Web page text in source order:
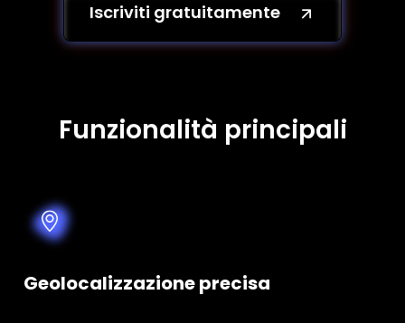
Iscriviti gratuitamente
Funzionalità principali
Geolocalizzazione precisa